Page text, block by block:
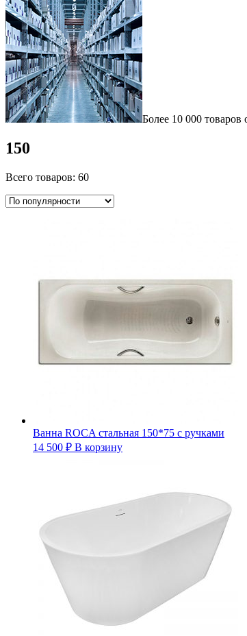
Более 10 000
150
Всего товаров: 60
Ванна ROCA стальная 150*75 с ручками
14 500 ₽ В корзину